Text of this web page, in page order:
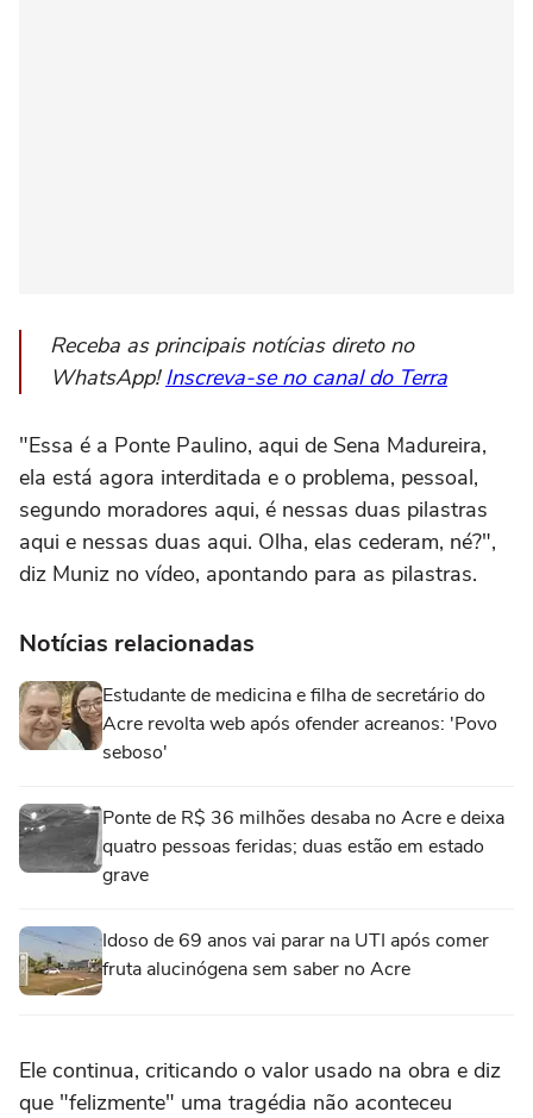
Receba as principais notícias direto no
WhatsApp!Inscreva-se no canal do Terra
"Essa é a Ponte Paulino, aqui de Sena Madureira,
ela está agora interditada e o problema, pessoal,
segundo moradores aqui, é nessas duas pilastras
aqui e nessas duas aqui. Olha, elas cederam, né?",
diz Muniz no vídeo, apontando para as pilastras.
Notícias relacionadas
Estudante de medicina e filha de secretário do
Acre revolta web após ofender acreanos: 'Povo
seboso'
Ponte de R$ 36 milhões desaba no Acre e deixa
quatro pessoas feridas; duas estão em estado
grave
Idoso de 69 anos vai parar na UTI após comer
fruta alucinógena sem saber no Acre
Ele continua, criticando o valor usado na obra e diz
que "felizmente" uma tragédia não aconteceu